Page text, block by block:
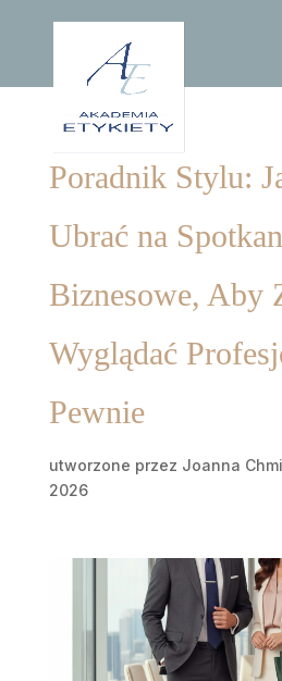
Poradnik Stylu:
Ubrać na
Biznesowe, Aby
Wyglądać
Pewnie
utworzone przez Joanna
2026